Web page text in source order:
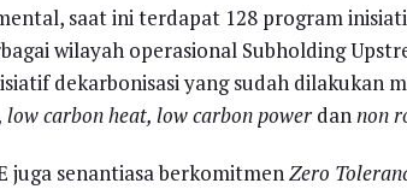
saat ini terdapat 128 program
wilayah operasional Subholding
dekarbonisasi yang sudah dilakukan
carbon heat, low carbon power dannon
juga senantiasa berkomitmenZero